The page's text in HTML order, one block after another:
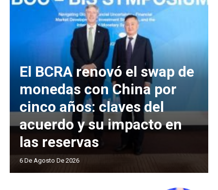
El BCRA renovó el swap de
monedas con China por
cinco años: claves del
acuerdo y su impacto en
las reservas
6 De Agosto De 2026